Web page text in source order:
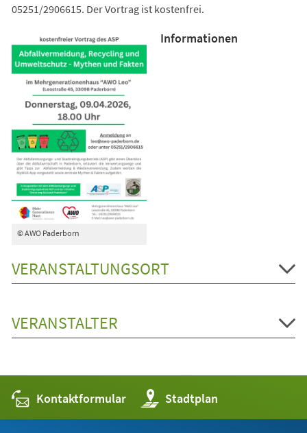
05251/2906615. Der Vortrag ist kostenfrei.
© AWO Paderborn
Informationen
VERANSTALTUNGSORT
VERANSTALTER
Kontaktformular Stadtplan
(Öffnet
in
einem